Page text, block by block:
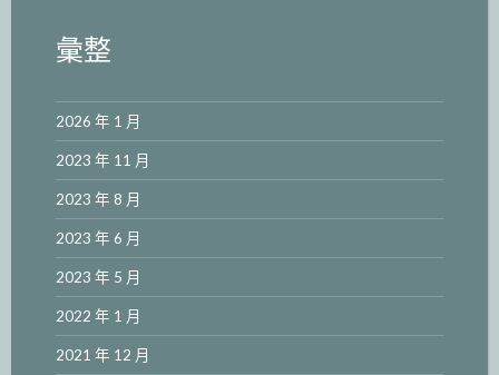
彙整
2026 年 1 月
2023 年 11 月
2023 年 8 月
2023 年 6 月
2023 年 5 月
2022 年 1 月
2021 年 12 月